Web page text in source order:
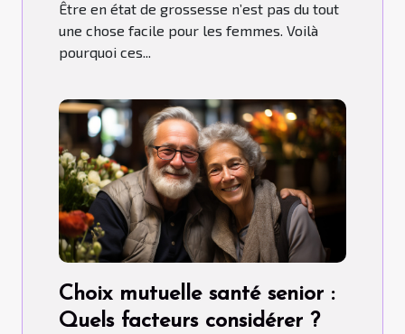
d’une grossesse ?
Être en état de grossesse n’est pas du tout
une chose facile pour les femmes. Voilà
pourquoi ces...
Choix mutuelle santé senior :
Quels facteurs considérer ?